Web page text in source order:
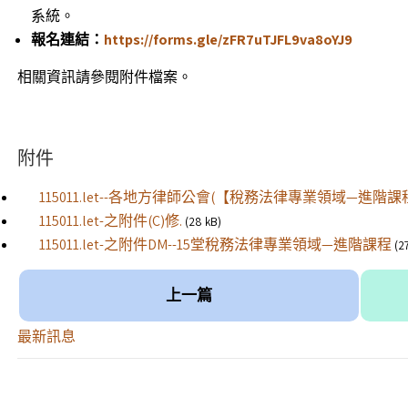
系統。
報名連結 ： https://forms.gle/zFR7uTJFL9va8oYJ9
相關資訊請參閱附件檔案。
附件
115011.let--各地方律師公會(【稅務法律專業領域—進階課
115011.let-之附件(C)修. (28 kB)
115011.let-之附件DM--15堂稅務法律專業領域—進階課程
上一篇
最新訊息